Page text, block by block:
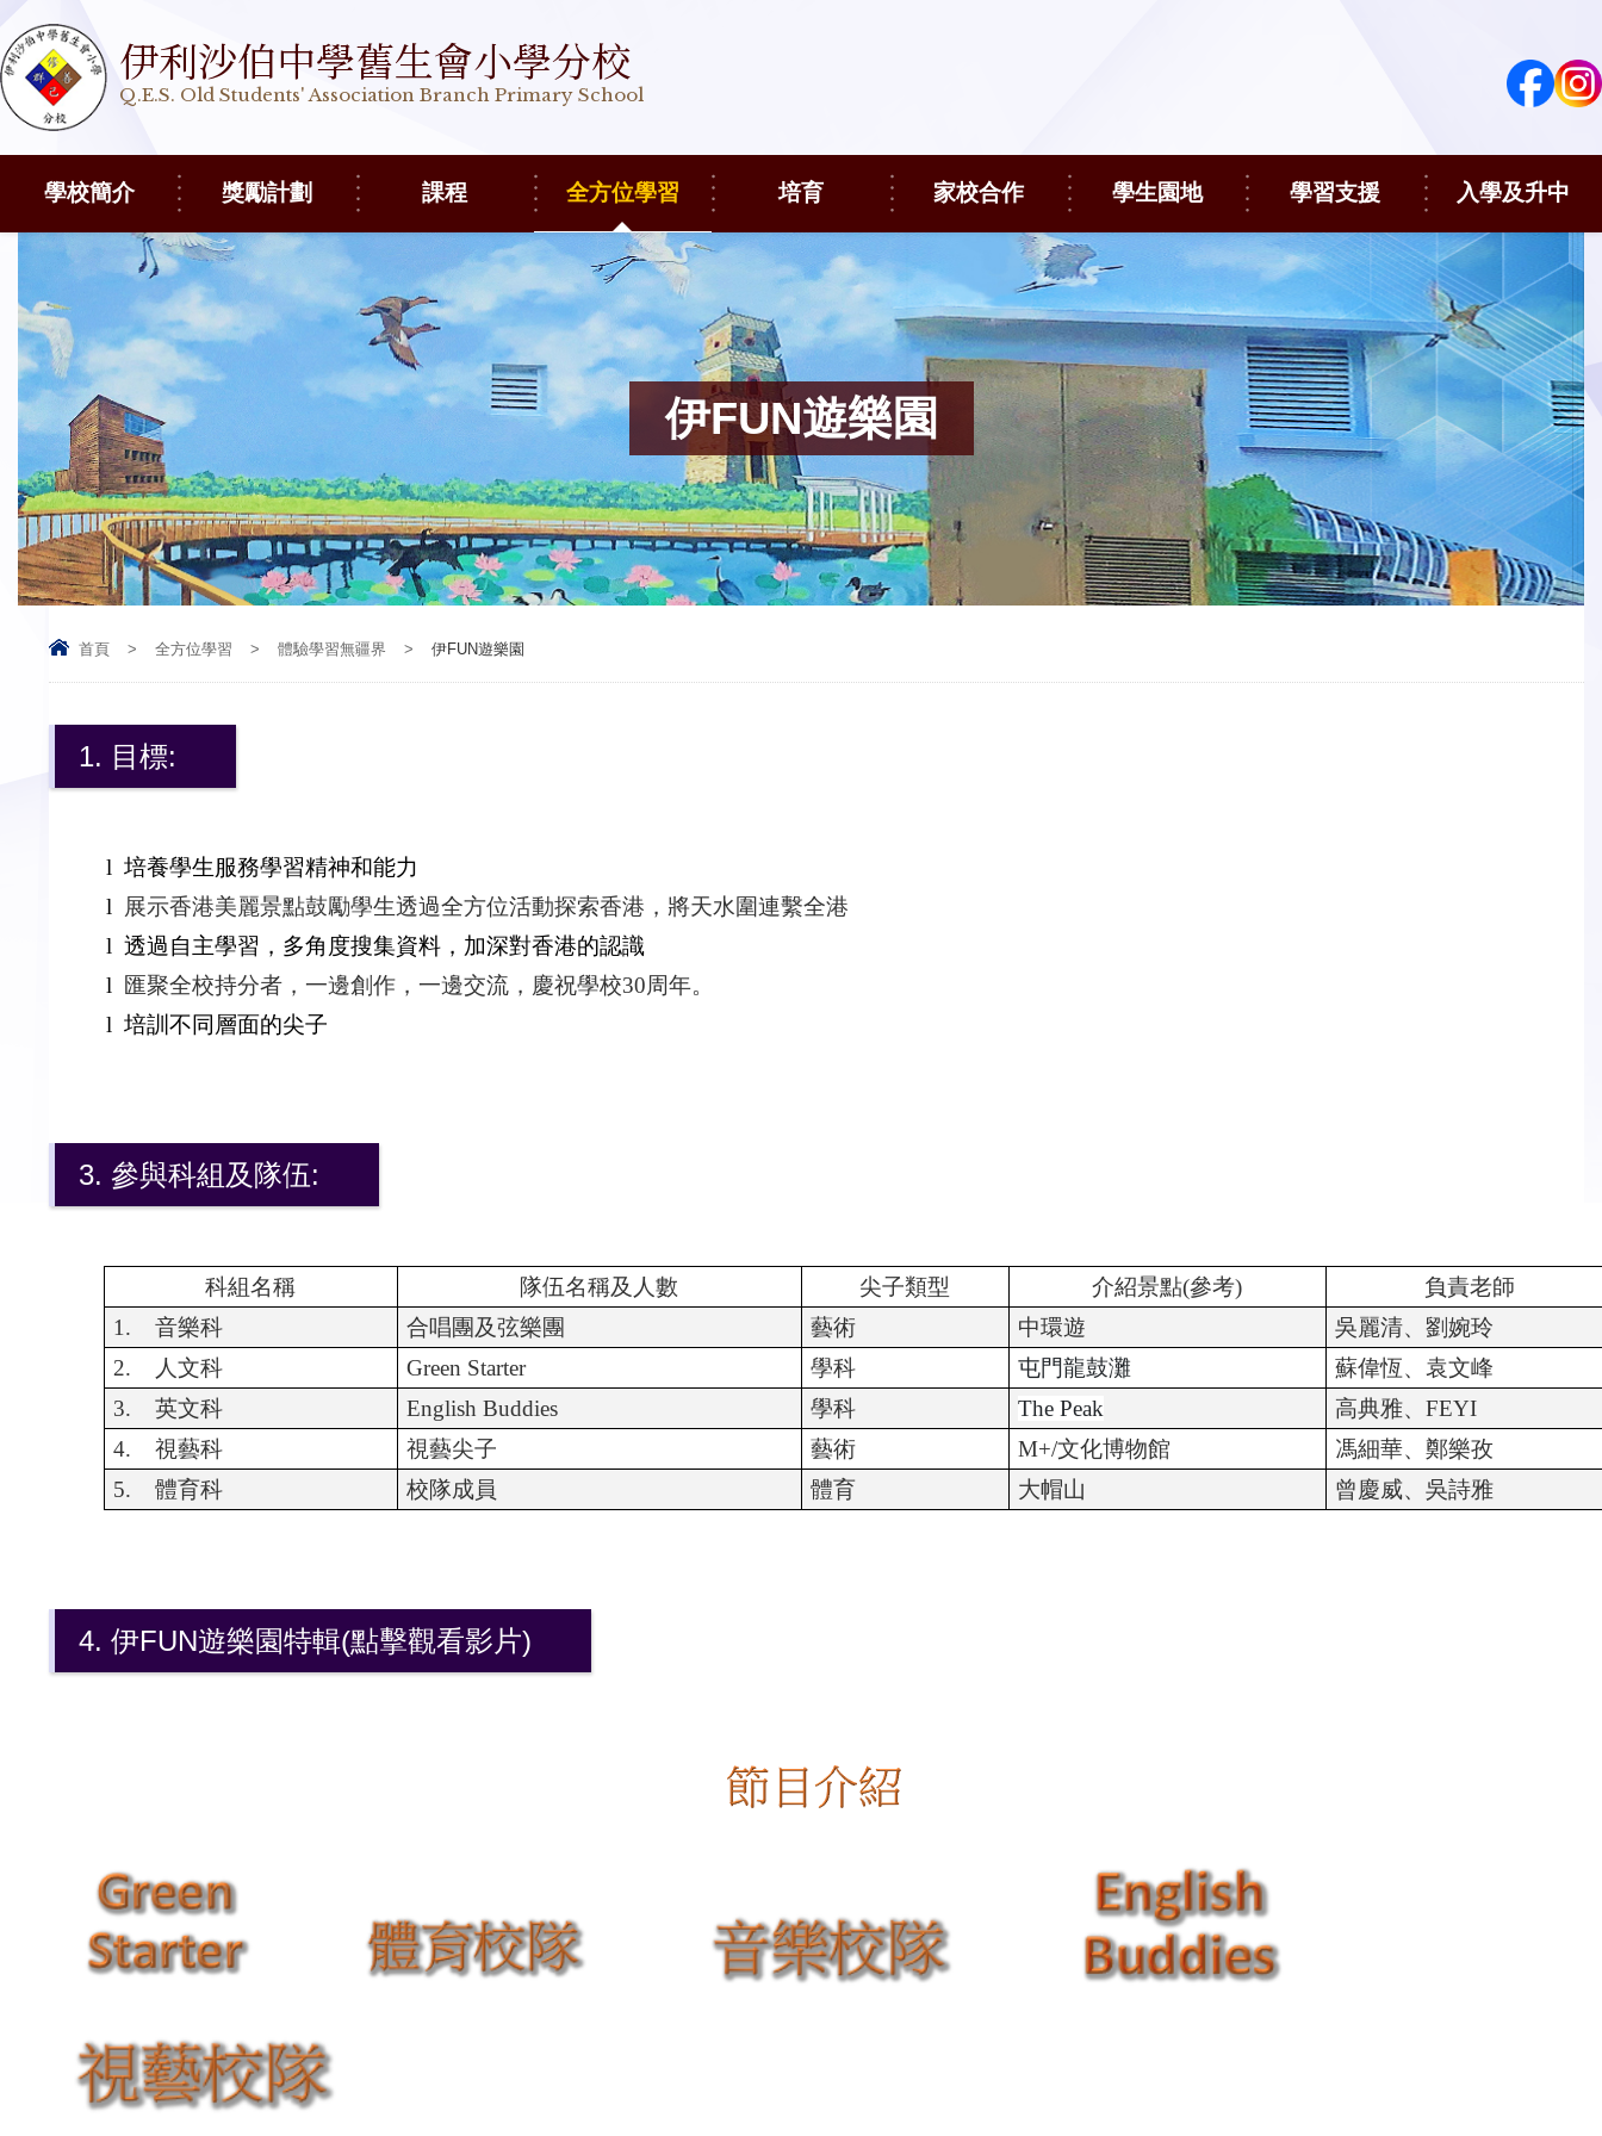
伊利沙伯中學舊生會小學分校
Q.E.S. Old Students' Association Branch Primary School
學校簡介 獎勵計劃 課程 全方位學習 培育 家校合作 學生園地 學習支援 入學及升中
伊FUN遊樂園
首頁 > 全方位學習 > 體驗學習無疆界 > 伊FUN遊樂園
1. 目標:
l 培養學生服務學習精神和能力
l
展示香港美麗景點鼓勵學生透過全方位活動探索香港，將天水圍連繫全港
l 透過自主學習，多角度搜集資料，加深對香港的認識
l
匯聚全校持分者，一邊創作，一邊交流，慶祝學校30周年。
l 培訓不同層面的尖子
3. 參與科組及隊伍:
科組名稱 隊伍名稱及人數 尖子類型 介紹景點(參考)
負責老師
1.
音樂科 合唱團及弦樂團 藝術 中環遊
吳麗清、劉婉玲
2.
人文科 Green Starter 學科 屯門龍鼓灘
蘇偉恆、袁文峰
3.
英文科 English Buddies 學科 The Peak 高典雅、FEYI
4.
視藝科 視藝尖子 藝術 M+/文化博物館
馮細華、鄭樂孜
5.
體育科 校隊成員 體育 大帽山 曾慶威、吳詩雅
4. 伊FUN遊樂園特輯(點擊觀看影片)